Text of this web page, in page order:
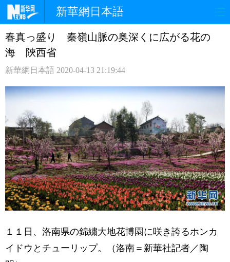
新華網日本語
ホームページ 政治 経済
観光 評論 写真
中日対訳
春真っ盛り 秦嶺山脈の奥深くに広がる花の
海 陝西省
新華網日本語 2020-04-13 21:19:44
１１日、洛南県の錦繍大地花博園に咲き誇るホンカ
イドウとチューリップ。（洛南＝新華社記者／陶